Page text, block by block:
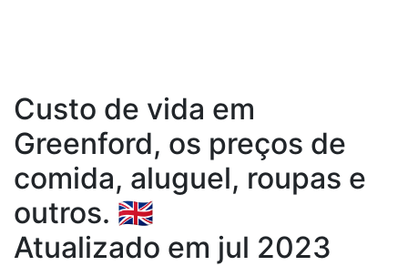
Custo de vida em
Greenford, os preços de
comida, aluguel, roupas e
outros. 🇬🇧
Atualizado em jul 2023